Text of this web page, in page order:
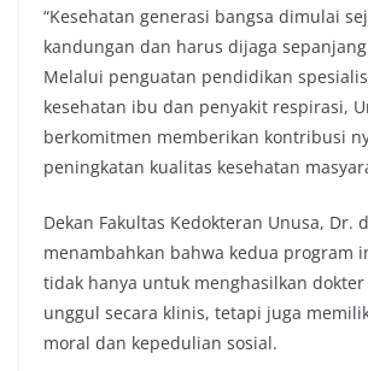
“Kesehatan generasi bangsa dimulai
kandungan dan harus dijaga
Melalui penguatan pendidikan
kesehatan ibu dan penyakit respirasi,
berkomitmen memberikan kontribusi
peningkatan kualitas kesehatan
Dekan Fakultas Kedokteran Unusa, Dr.
menambahkan bahwa kedua program
tidak hanya untuk menghasilkan
unggul secara klinis, tetapi juga
moral dan kepedulian sosial.